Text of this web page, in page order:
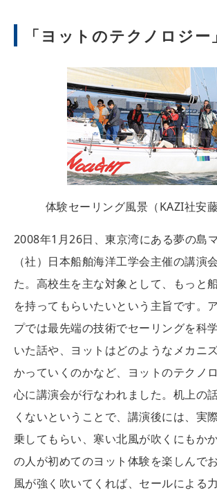
「ヨットのテクノロジー
体験セーリング風景（KAZI社安藤
2008年1月26日、東京湾にある夢の島
（社）日本船舶海洋工学会主催の講演
た。高校生を主な対象として、もっと
を持ってもらいたいという主旨です。
プでは最先端の技術でセーリングを科
いた話や、ヨットはどのようなメカニ
かっていくのかなど、ヨットのテクノ
心に講演会が行なわれました。机上の
くないということで、講演後には、実
乗してもらい、寒い北風が吹くにもか
の人が初めてのヨット体験を楽しんで
風が強く吹いてくれば、セールによる